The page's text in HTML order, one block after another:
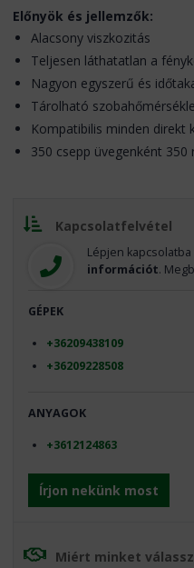
Előnyök és jellemzők:
Alacsony viszkozitás
Teljesen láthatatlan a
Nagyon egyszerű és
Tárolható
Kompatibilis minden direkt
350 csepp üvegenként
Kapcsolatfelvétel
Lépjen
információt.
GÉPEK
+36209438109
+36209228508
ANYAGOK
+3612124863
Írjon nekünk most
Miért minket